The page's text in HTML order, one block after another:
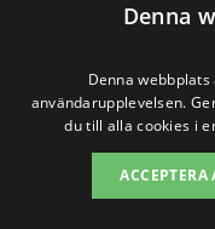
priset.
För att
priset på
Denna
Denna
användarupplevelsen.
du till alla cookies i
ACCEPTERA